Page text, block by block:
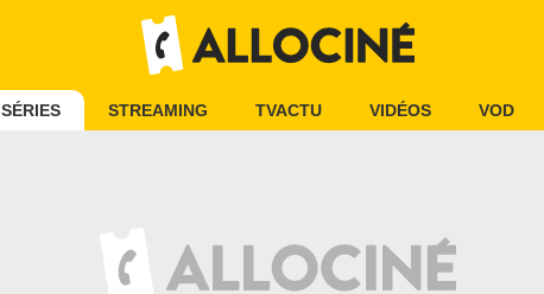
SÉRIES STREAMING TVACTU VIDÉOS VOD